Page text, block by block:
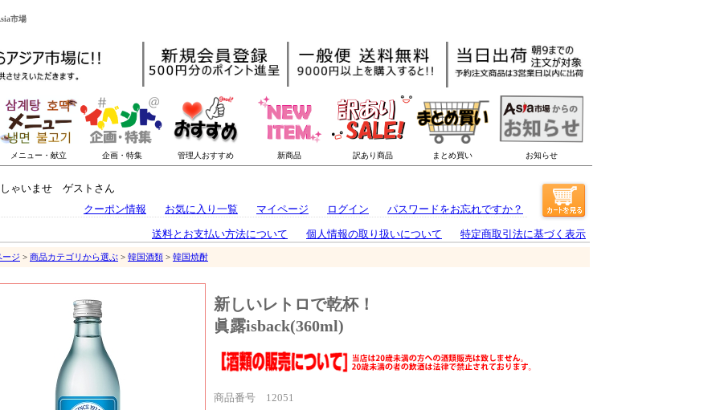
市場
ゃいませ ゲストさん
クーポン情報
お気に入り一覧 マイページ ログイン パスワードをお忘れですか？
送料とお支払い方法について 個人情報の取り扱いについて 特定商取引法に基づく表示
ージ > 商品カテゴリから選ぶ > 韓国酒類 > 韓国焼酎
新しいレトロで乾杯！
眞露isback(360ml)
商品番号 12051